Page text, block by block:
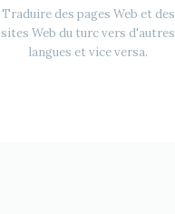
Traduire des pages Web et des
sites Web du turc vers d'autres
langues et vice versa.